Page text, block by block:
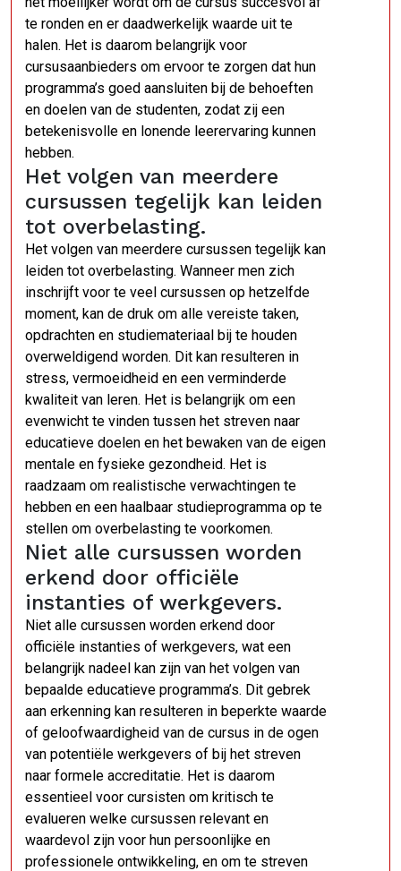
te ronden en er daadwerkelijk waarde uit te
halen. Het is daarom belangrijk voor
cursusaanbieders om ervoor te zorgen dat hun
programma’s goed aansluiten bij de behoeften
en doelen van de studenten, zodat zij een
betekenisvolle en lonende leerervaring kunnen
hebben.
Het volgen van meerdere
cursussen tegelijk kan leiden
tot overbelasting.
Het volgen van meerdere cursussen tegelijk kan
leiden tot overbelasting. Wanneer men zich
inschrijft voor te veel cursussen op hetzelfde
moment, kan de druk om alle vereiste taken,
opdrachten en studiemateriaal bij te houden
overweldigend worden. Dit kan resulteren in
stress, vermoeidheid en een verminderde
kwaliteit van leren. Het is belangrijk om een
evenwicht te vinden tussen het streven naar
educatieve doelen en het bewaken van de eigen
mentale en fysieke gezondheid. Het is
raadzaam om realistische verwachtingen te
hebben en een haalbaar studieprogramma op te
stellen om overbelasting te voorkomen.
Niet alle cursussen worden
erkend door officiële
instanties of werkgevers.
Niet alle cursussen worden erkend door
officiële instanties of werkgevers, wat een
belangrijk nadeel kan zijn van het volgen van
bepaalde educatieve programma’s. Dit gebrek
aan erkenning kan resulteren in beperkte waarde
of geloofwaardigheid van de cursus in de ogen
van potentiële werkgevers of bij het streven
naar formele accreditatie. Het is daarom
essentieel voor cursisten om kritisch te
evalueren welke cursussen relevant en
waardevol zijn voor hun persoonlijke en
professionele ontwikkeling, en om te streven